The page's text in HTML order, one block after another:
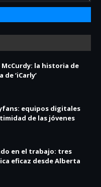
la historia de
‘iCarly’
equipos digitales
de las jóvenes
en el trabajo: tres
eficaz desde Alberta